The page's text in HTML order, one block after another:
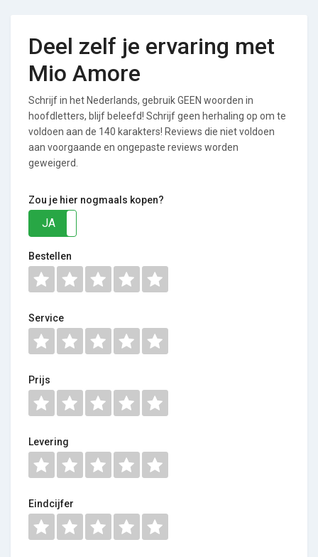
Deel zelf je ervaring met
Mio Amore
Schrijf in het Nederlands, gebruik GEEN woorden in
hoofdletters, blijf beleefd! Schrijf geen herhaling op om te
voldoen aan de 140 karakters! Reviews die niet voldoen
aan voorgaande en ongepaste reviews worden
geweigerd.
Zou je hier nogmaals kopen?
JA
Bestellen
Service
Prijs
Levering
Eindcijfer